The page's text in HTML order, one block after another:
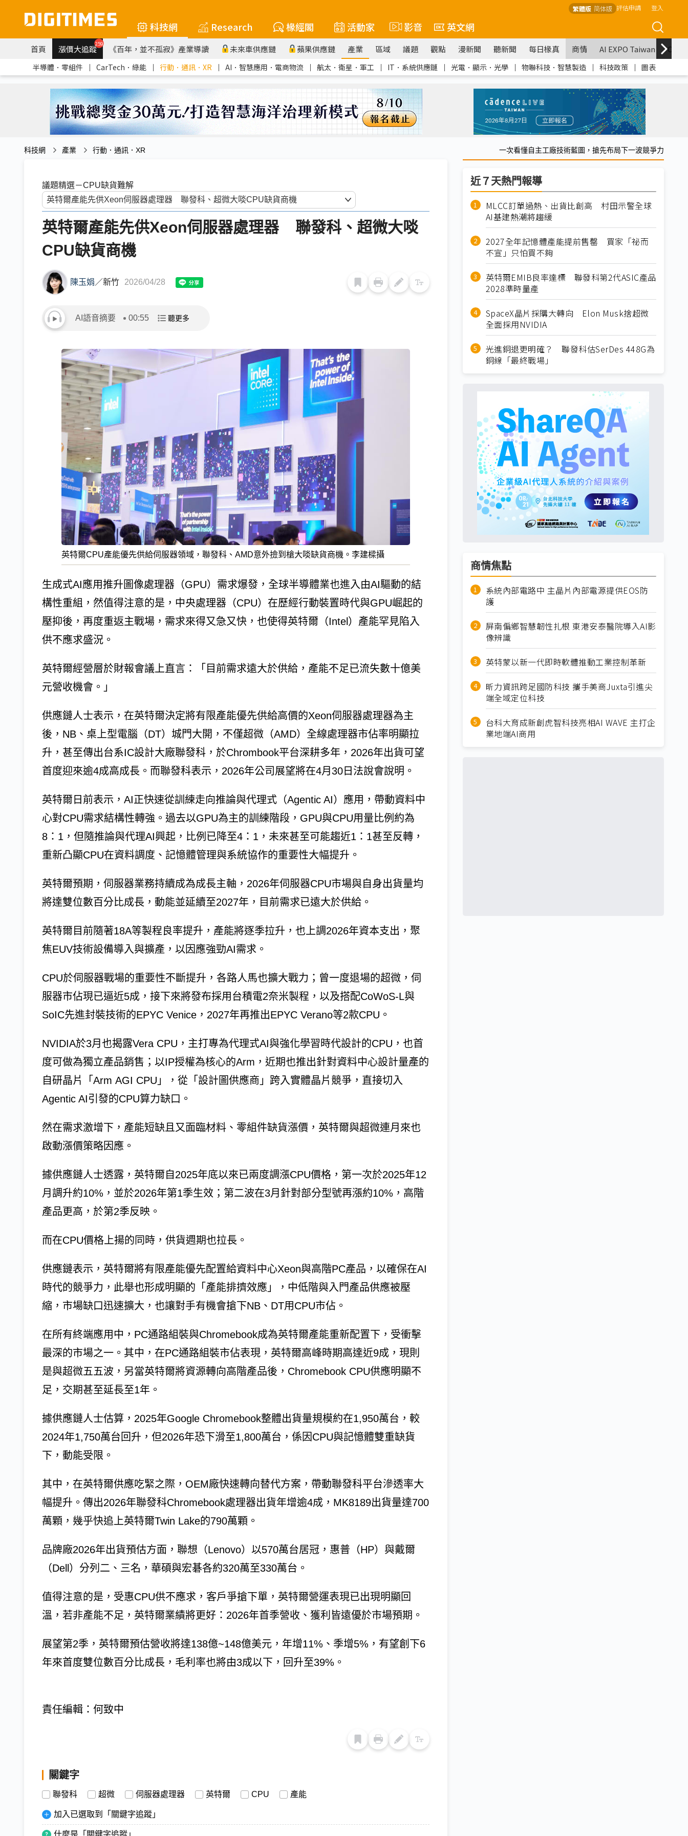
繁體版 简体版 評估申請 登入
科技網 Research 椽經閣 活動家 影音 英文網
首頁 漲價大追蹤259 《百年，並不孤寂》產業導讀 未來車供應鏈 蘋果供應鏈 產業 區域 議題 觀點 漫新聞 聽新聞 每日椽真 商情 AI EXPO Taiwan
半導體．零組件 ｜ CarTech．綠能 ｜ 行動．通訊．XR ｜ AI．智慧應用．電商物流 ｜ 航太．衛星．軍工 ｜ IT．系統供應鏈 ｜ 光電．顯示．光學 ｜ 物聯科技．智慧製造 ｜ 科技政策 ｜ 圖表
科技網 產業 行動．通訊．XR 一次看懂自主工廠技術藍圖，搶先布局下一波競爭力
議題精選－CPU缺貨難解
英特爾產能先供Xeon伺服器處理器 聯發科、超微大啖
CPU缺貨商機
陳玉娟 ／新竹 2026/04/28
AI語音摘要 00:55 聽更多
英特爾CPU產能優先供給伺服器領域，聯發科、AMD意外撿到槍大啖缺貨商機。李建樑攝
生成式AI應用推升圖像處理器（GPU）需求爆發，全球半導體業也進入由AI驅動的結
構性重組，然值得注意的是，中央處理器（CPU）在歷經行動裝置時代與GPU崛起的
壓抑後，再度重返主戰場，需求來得又急又快，也使得英特爾（Intel）產能罕見陷入
供不應求盛況。
英特爾經營層於財報會議上直言：「目前需求遠大於供給，產能不足已流失數十億美
元營收機會。」
供應鏈人士表示，在英特爾決定將有限產能優先供給高價的Xeon伺服器處理器為主
後，NB、桌上型電腦（DT）城門大開，不僅超微（AMD）全線處理器市佔率明顯拉
升，甚至傳出台系IC設計大廠聯發科，於Chrombook平台深耕多年，2026年出貨可望
首度迎來逾4成高成長。而聯發科表示，2026年公司展望將在4月30日法說會說明。
英特爾日前表示，AI正快速從訓練走向推論與代理式（Agentic AI）應用，帶動資料中
心對CPU需求結構性轉強。過去以GPU為主的訓練階段，GPU與CPU用量比例約為
8：1，但隨推論與代理AI興起，比例已降至4：1，未來甚至可能趨近1：1甚至反轉，
重新凸顯CPU在資料調度、記憶體管理與系統協作的重要性大幅提升。
英特爾預期，伺服器業務持續成為成長主軸，2026年伺服器CPU市場與自身出貨量均
將達雙位數百分比成長，動能並延續至2027年，目前需求已遠大於供給。
英特爾目前隨著18A等製程良率提升，產能將逐季拉升，也上調2026年資本支出，聚
焦EUV技術設備導入與擴產，以因應強勁AI需求。
CPU於伺服器戰場的重要性不斷提升，各路人馬也擴大戰力；曾一度退場的超微，伺
服器市佔現已逼近5成，接下來將發布採用台積電2奈米製程，以及搭配CoWoS-L與
SoIC先進封裝技術的EPYC Venice，2027年再推出EPYC Verano等2款CPU。
NVIDIA於3月也揭露Vera CPU，主打專為代理式AI與強化學習時代設計的CPU，也首
度可做為獨立產品銷售；以IP授權為核心的Arm，近期也推出針對資料中心設計量產的
自研晶片「Arm AGI CPU」，從「設計圖供應商」跨入實體晶片競爭，直接切入
Agentic AI引發的CPU算力缺口。
然在需求激增下，產能短缺且又面臨材料、零組件缺貨漲價，英特爾與超微連月來也
啟動漲價策略因應。
據供應鏈人士透露，英特爾自2025年底以來已兩度調漲CPU價格，第一次於2025年12
月調升約10%，並於2026年第1季生效；第二波在3月針對部分型號再漲約10%，高階
產品更高，於第2季反映。
而在CPU價格上揚的同時，供貨週期也拉長。
供應鏈表示，英特爾將有限產能優先配置給資料中心Xeon與高階PC產品，以確保在AI
時代的競爭力，此舉也形成明顯的「產能排擠效應」，中低階與入門產品供應被壓
縮，市場缺口迅速擴大，也讓對手有機會搶下NB、DT用CPU市佔。
在所有終端應用中，PC通路組裝與Chromebook成為英特爾產能重新配置下，受衝擊
最深的市場之一。其中，在PC通路組裝市佔表現，英特爾高峰時期高達近9成，現則
是與超微五五波，另當英特爾將資源轉向高階產品後，Chromebook CPU供應明顯不
足，交期甚至延長至1年。
據供應鏈人士估算，2025年Google Chromebook整體出貨量規模約在1,950萬台，較
2024年1,750萬台回升，但2026年恐下滑至1,800萬台，係因CPU與記憶體雙重缺貨
下，動能受限。
其中，在英特爾供應吃緊之際，OEM廠快速轉向替代方案，帶動聯發科平台滲透率大
幅提升。傳出2026年聯發科Chromebook處理器出貨年增逾4成，MK8189出貨量達700
萬顆，幾乎快追上英特爾Twin Lake的790萬顆。
品牌廠2026年出貨預估方面，聯想（Lenovo）以570萬台居冠，惠普（HP）與戴爾
（Dell）分列二、三名，華碩與宏碁各約320萬至330萬台。
值得注意的是，受惠CPU供不應求，客戶爭搶下單，英特爾營運表現已出現明顯回
溫，若非產能不足，英特爾業績將更好：2026年首季營收、獲利皆遠優於市場預期。
展望第2季，英特爾預估營收將達138億~148億美元，年增11%、季增5%，有望創下6
年來首度雙位數百分比成長，毛利率也將由3成以下，回升至39%。
責任編輯：何致中
關鍵字
聯發科 超微 伺服器處理器 英特爾 CPU 產能
加入已選取到「關鍵字追蹤」
近７天熱門報導
MLCC訂單過熱、出貨比創高 村田示警全球
AI基建熱潮將趨緩
2027全年記憶體產能提前售罄 買家「祕而
不宣」只怕買不夠
英特爾EMIB良率達標 聯發科第2代ASIC產品
2028準時量產
SpaceX晶片採購大轉向 Elon Musk捨超微
全面採用NVIDIA
光進銅退更明確？ 聯發科估SerDes 448G為
銅線「最終戰場」
商情焦點
系統內部電路中 主晶片內部電源提供EOS防
護
屏南偏鄉智慧韌性扎根 東港安泰醫院導入AI影
像辨識
英特蒙以新一代即時軟體推動工業控制革新
昕力資訊跨足國防科技 攜手美商Juxta引進尖
端全域定位科技
台科大育成新創虎智科技亮相AI WAVE 主打企
業地端AI商用